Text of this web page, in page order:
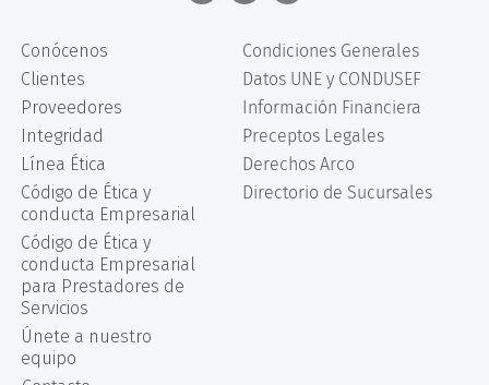
Conócenos
Clientes
Proveedores
Integridad
Línea Ética
Código de Ética y
conducta Empresarial
Código de Ética y
conducta Empresarial
para Prestadores de
Servicios
Únete a nuestro
equipo
Condiciones Generales
Datos UNE y CONDUSEF
Información Financiera
Preceptos Legales
Derechos Arco
Directorio de Sucursales